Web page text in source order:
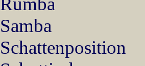
Samba
Schattenposition